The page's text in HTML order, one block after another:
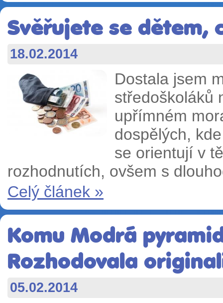
Svěřujete se dětem,
18.02.2014
Dostala jsem
středoškoláků
upřímném
dospělých,
se orientují v
rozhodnutích, ovšem s
Celý článek »
Komu Modrá
Rozhodovala
05.02.2014